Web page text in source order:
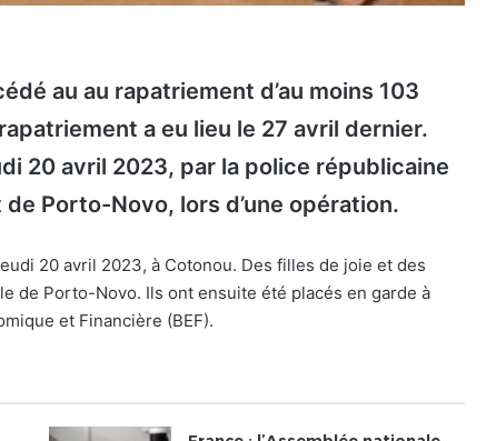
au au rapatriement d’au moins 103
a eu lieu le 27 avril dernier.
20 avril 2023, par la police républicaine
Porto-Novo, lors d’une opération.
20 avril 2023, à Cotonou. Des filles de joie et des
de Porto-Novo. Ils ont ensuite été placés en garde à
et Financière (BEF).